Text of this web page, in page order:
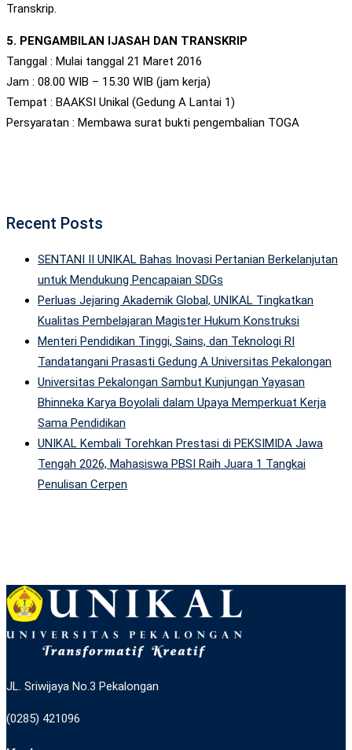
Transkrip.
5. PENGAMBILAN IJASAH DAN TRANSKRIP
Tanggal : Mulai tanggal 21 Maret 2016
Jam : 08.00 WIB – 15.30 WIB (jam kerja)
Tempat : BAAKSI Unikal (Gedung A Lantai 1)
Persyaratan : Membawa surat bukti pengembalian TOGA
Recent Posts
SENTANI II UNIKAL Bahas Inovasi Pertanian Berkelanjutan
untuk Mendukung Pencapaian SDGs
Perluas Jejaring Akademik Global, UNIKAL Tingkatkan
Kualitas Pembelajaran Magister Hukum Konstruksi
Menteri Pendidikan Tinggi, Sains, dan Teknologi RI
Tandatangani Prasasti Gedung A Universitas Pekalongan
Universitas Pekalongan Sambut Kunjungan Yayasan
Bhinneka Karya Boyolali dalam Upaya Memperkuat Kerja
Sama Pendidikan
UNIKAL Kembali Torehkan Prestasi di PEKSIMIDA Jawa
Tengah 2026, Mahasiswa PBSI Raih Juara 1 Tangkai
Penulisan Cerpen
JL. Sriwijaya No.3 Pekalongan
(0285) 421096